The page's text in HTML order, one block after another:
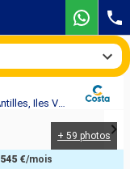
Croisière Costa Fascinosa : Rép.Dominicaine, Antilles, Iles Vierges, Turks et Caicos au départ de La Romana
+ 59 photos
545 €/mois